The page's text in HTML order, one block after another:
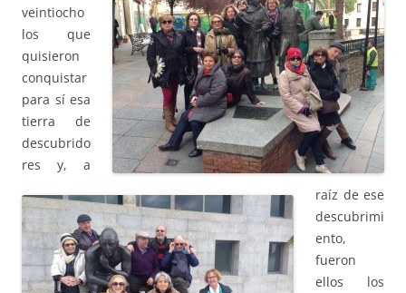
veintiocho
los que
quisieron
conquistar
para sí esa
tierra de
descubrido
res y, a
raíz de ese
descubrimi
ento,
fueron
ellos los